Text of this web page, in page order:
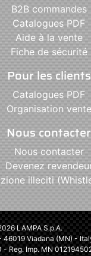
B2B commandes
Catalogues PDF
Aide à la vente
Fiche de sécurité
Pour les clients
Catalogues PDF
Organisation vente
Nous contacter
Nous contacter
Devenez
illeciti
LAMPA S.p.A.
46019 Viadana (MN) -
- Reg. Imp. MN